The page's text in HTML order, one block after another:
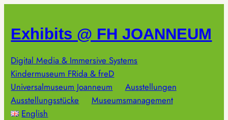
springen
Exhibits @ FH JOANNEUM
Digital Media & Immersive Systems
Kindermuseum FRida & freD
Universalmuseum Joanneum
Ausstellungen
Ausstellungsstücke
Museumsmanagement
English